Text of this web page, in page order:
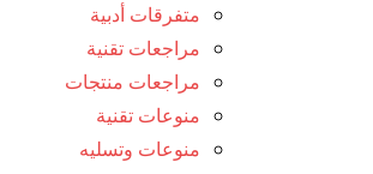
متفرقات أدبية
مراجعات تقنية
مراجعات منتجات
منوعات تقنية
منوعات وتسليه